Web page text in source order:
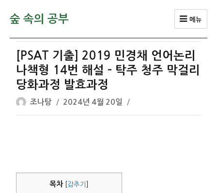
숲 속의 공부 메뉴
[PSAT 기출] 2019 민경채 언어논리
나책형 14번 해설 – 탁주 청주 막걸리
당화과정 발효과정
글
쓴
조나탕
작
성
2024년 4월 20일
목차 감추기